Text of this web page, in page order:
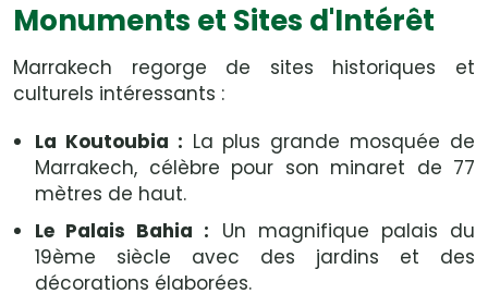
Monuments et Sites d'Intérêt
Marrakech regorge de sites historiques et
culturels intéressants :
La Koutoubia : La plus grande mosquée de
Marrakech, célèbre pour son minaret de 77
mètres de haut.
Le Palais Bahia : Un magnifique palais du
19ème siècle avec des jardins et des
décorations élaborées.